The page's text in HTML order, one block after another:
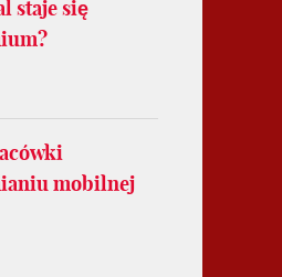
staje się
mobilnej